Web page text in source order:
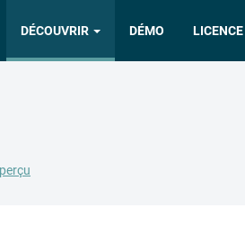
DÉCOUVRIR DÉMO LICENCE